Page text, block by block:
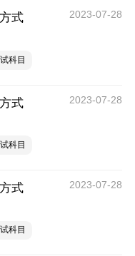
式 2023-07-28
科目
式 2023-07-28
科目
式 2023-07-28
科目